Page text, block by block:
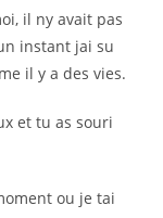
il ny avait pas
instant jai su
il y a des vies.
et tu as souri
ou je tai